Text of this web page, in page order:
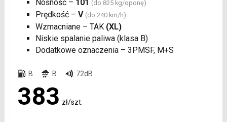
Nośność – 101 (do 825 kg/oponę)
Prędkość – V (do 240 km/h)
Wzmacniane – TAK (XL)
Niskie spalanie paliwa (klasa B)
Dodatkowe oznaczenia – 3PMSF, M+S
B B 72dB
383 zł/szt.